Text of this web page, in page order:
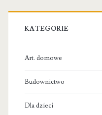
KATEGORIE
Art. domowe
Budownictwo
Dla dzieci